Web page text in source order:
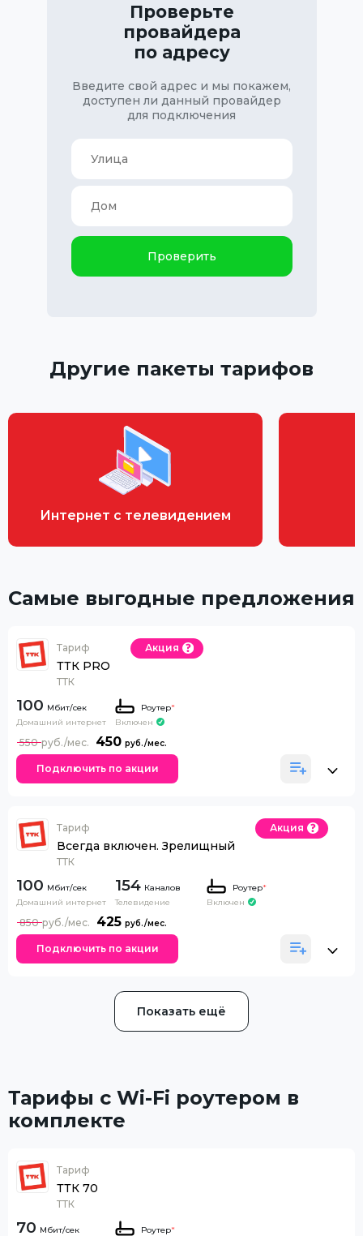
Проверьте
провайдера
по адресу
Введите свой адрес и мы покажем,
доступен ли данный провайдер
для подключения
Проверить
Другие пакеты тарифов
Интернет с телевидением
Самые выгодные предложения
Тариф
ТТК PRO
ТТК
Акция
100
Домашний интернет
Роутер*
Включен
450
550
Подключить по акции
Тариф
Всегда включен. Зрелищный
ТТК
Акция
100
Домашний интернет
154 Каналов
Телевидение
Роутер*
Включен
425
850
Подключить по акции
Показать ещё
Тарифы с Wi-Fi роутером в
комплекте
Тариф
ТТК 70
ТТК
70 Роутер*